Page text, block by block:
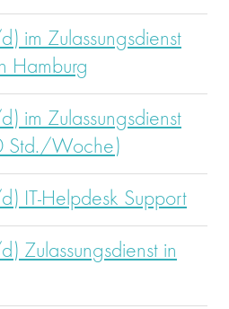
im Zulassungsdienst
Hamburg
im Zulassungsdienst
Std./Woche)
IT-Helpdesk Support
Zulassungsdienst in